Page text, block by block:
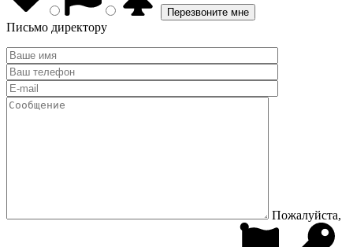
Письмо директору
Пожалуйста,